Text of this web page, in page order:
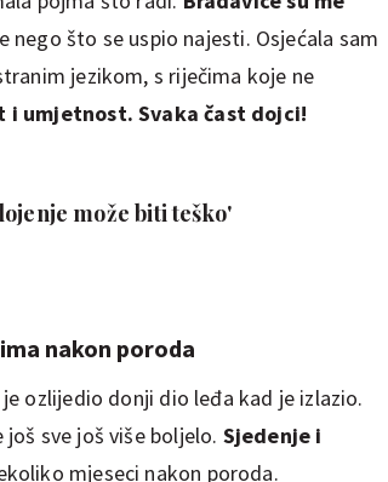
što se uspio najesti. Osjećala sam
jezikom, s riječima koje ne
i umjetnost. Svaka čast dojci!
može biti teško'
nakon poroda
ozlijedio donji dio leđa kad je izlazio.
sve još više boljelo. Sjedenje i
mjeseci nakon poroda.